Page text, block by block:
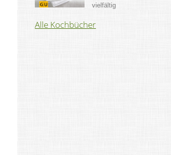
vielfältig
Alle Kochbücher